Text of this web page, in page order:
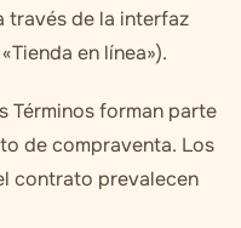
través de la interfaz
en línea»).
Términos forman parte
de compraventa. Los
contrato prevalecen